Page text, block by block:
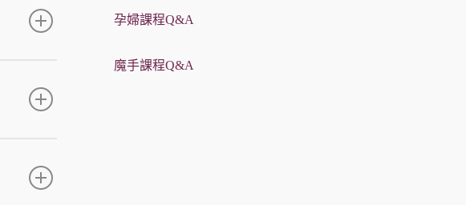
孕婦課程Q&A
魔手課程Q&A